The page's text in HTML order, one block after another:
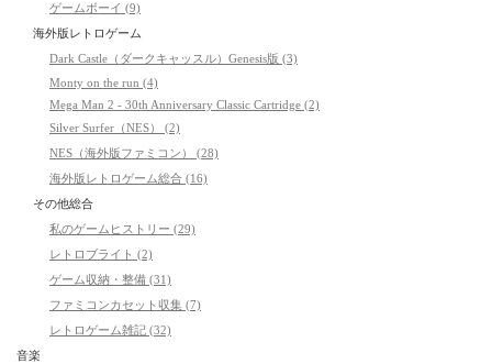
ゲームボーイ (9)
海外版レトロゲーム
Dark Castle（ダークキャッスル）Genesis版 (3)
Monty on the run (4)
Mega Man 2 - 30th Anniversary Classic Cartridge (2)
Silver Surfer（NES） (2)
NES（海外版ファミコン） (28)
海外版レトロゲーム総合 (16)
その他総合
私のゲームヒストリー (29)
レトロブライト (2)
ゲーム収納・整備 (31)
ファミコンカセット収集 (7)
レトロゲーム雑記 (32)
音楽